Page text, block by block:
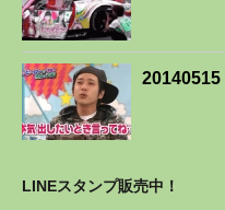
20140515
LINEスタンプ販売中！